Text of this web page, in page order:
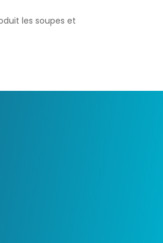
les soupes et